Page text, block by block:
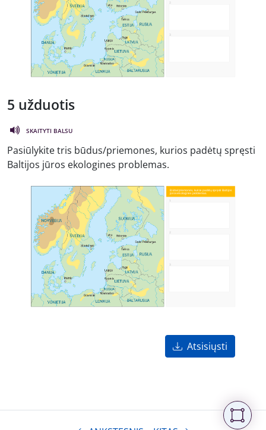
5 užduotis
SKAITYTI BALSU
Pasiūlykite tris būdus/priemones, kurios padėtų spręsti
Baltijos jūros ekologines problemas.
Atsisiųsti